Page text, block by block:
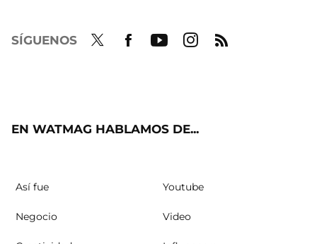
SÍGUENOS
EN WATMAG HABLAMOS DE...
Así fue Youtube
Negocio Video